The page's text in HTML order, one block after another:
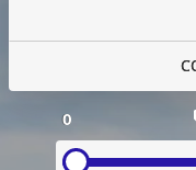
0